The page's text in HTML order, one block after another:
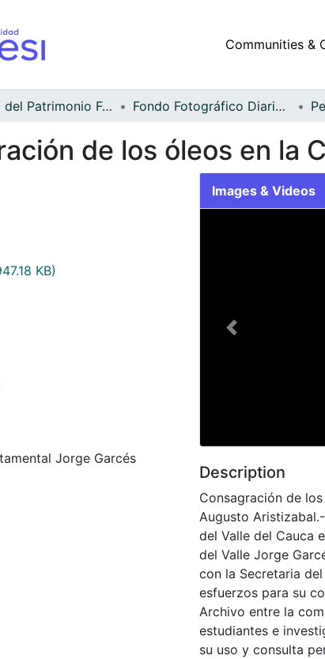
Communities &
Archivo del Patrimonio Fotográfico y Fílmico del Valle del Cauca Fondo Fotográfico Diario Occidente
de los óleos en la
KB)
Jorge Garcés
Images & Videos
Previous
Description
Consagración de
Augusto
del Valle del Cauca
del Valle Jorge
con la Secretaria
esfuerzos para su
Archivo entre la
estudiantes e
su uso y consulta